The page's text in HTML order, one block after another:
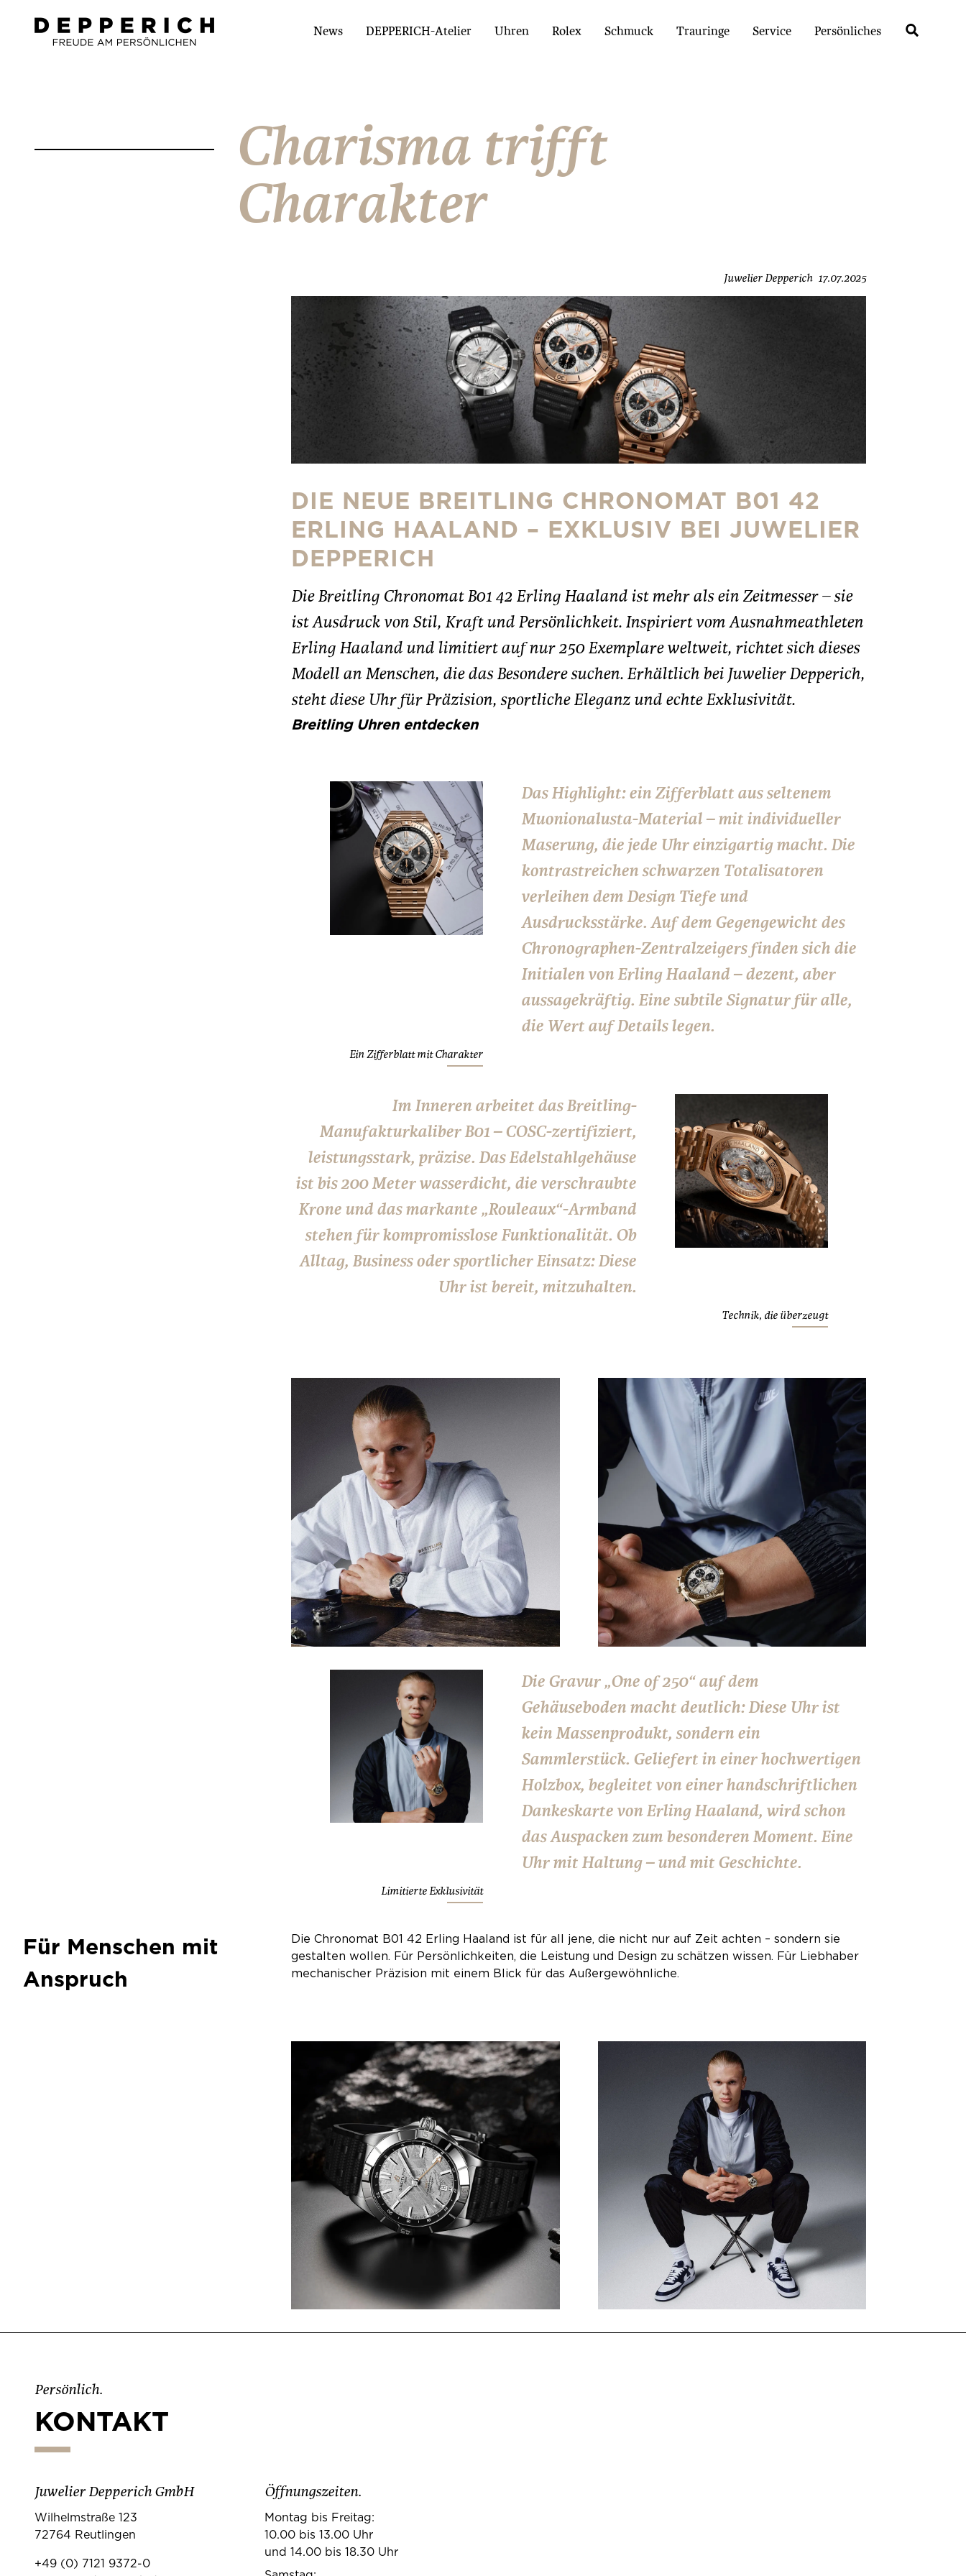
News DEPPERICH-Atelier Uhren Rolex Schmuck Trauringe Service Persönliches
Charisma trifft
Charakter
Juwelier Depperich 17.07.2025
DIE NEUE BREITLING CHRONOMAT B01 42
ERLING HAALAND – EXKLUSIV BEI JUWELIER
DEPPERICH
Die Breitling Chronomat B01 42 Erling Haaland ist mehr als ein Zeitmesser – sie
ist Ausdruck von Stil, Kraft und Persönlichkeit. Inspiriert vom Ausnahmeathleten
Erling Haaland und limitiert auf nur 250 Exemplare weltweit, richtet sich dieses
Modell an Menschen, die das Besondere suchen. Erhältlich bei Juwelier Depperich,
steht diese Uhr für Präzision, sportliche Eleganz und echte Exklusivität.
Breitling Uhren entdecken
Das Highlight: ein Zifferblatt aus seltenem
Muonionalusta-Material – mit individueller
Maserung, die jede Uhr einzigartig macht. Die
kontrastreichen schwarzen Totalisatoren
verleihen dem Design Tiefe und
Ausdrucksstärke. Auf dem Gegengewicht des
Chronographen-Zentralzeigers finden sich die
Initialen von Erling Haaland – dezent, aber
aussagekräftig. Eine subtile Signatur für alle,
die Wert auf Details legen.
Ein Zifferblatt mit Charakter
Im Inneren arbeitet das Breitling-
Manufakturkaliber B01 – COSC-zertifiziert,
leistungsstark, präzise. Das Edelstahlgehäuse
ist bis 200 Meter wasserdicht, die verschraubte
Krone und das markante „Rouleaux“-Armband
stehen für kompromisslose Funktionalität. Ob
Alltag, Business oder sportlicher Einsatz: Diese
Uhr ist bereit, mitzuhalten.
Technik, die überzeugt
Die Gravur „One of 250“ auf dem
Gehäuseboden macht deutlich: Diese Uhr ist
kein Massenprodukt, sondern ein
Sammlerstück. Geliefert in einer hochwertigen
Holzbox, begleitet von einer handschriftlichen
Dankeskarte von Erling Haaland, wird schon
das Auspacken zum besonderen Moment. Eine
Uhr mit Haltung – und mit Geschichte.
Limitierte Exklusivität
Für Menschen mit
Anspruch
Die Chronomat B01 42 Erling Haaland ist für all jene, die nicht nur auf Zeit achten – sondern sie
gestalten wollen. Für Persönlichkeiten, die Leistung und Design zu schätzen wissen. Für Liebhaber
mechanischer Präzision mit einem Blick für das Außergewöhnliche.
Persönlich.
KONTAKT
Juwelier Depperich GmbH
Wilhelmstraße 123
72764 Reutlingen
+49 (0) 7121 9372-0
Öffnungszeiten.
Montag bis Freitag:
10.00 bis 13.00 Uhr
und 14.00 bis 18.30 Uhr